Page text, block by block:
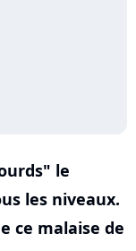
le
les niveaux.
ce malaise de